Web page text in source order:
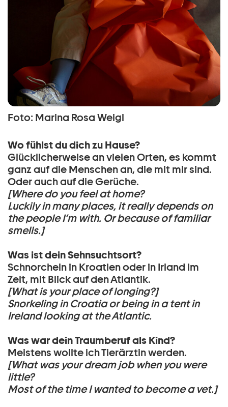
Foto: Marina Rosa Weigl
Wo fühlst du dich zu Hause?
Glücklicherweise an vielen Orten, es kommt
ganz auf die Menschen an, die mit mir sind.
Oder auch auf die Gerüche.
[Where do you feel at home?
Luckily in many places, it really depends on
the people I’m with. Or because of familiar
smells.]
Was ist dein Sehnsuchtsort?
Schnorcheln in Kroatien oder in Irland im
Zelt, mit Blick auf den Atlantik.
[What is your place of longing?]
Snorkeling in Croatia or being in a tent in
Ireland looking at the Atlantic.
Was war dein Traumberuf als Kind?
Meistens wollte ich Tierärztin werden.
[What was your dream job when you were
little?
Most of the time I wanted to become a vet.]